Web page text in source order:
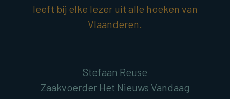
leeft bij elke lezer uit alle hoeken van
Vlaanderen.
Stefaan Reuse
Zaakvoerder Het Nieuws Vandaag